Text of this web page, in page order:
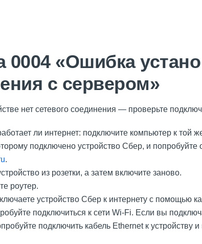
0004 «Ошибка
с сервером»
нет сетевого соединения — проверьте
ли интернет: подключите компьютер к той
подключено устройство Сбер, и попробуйте
.
из розетки, а затем включите заново.
роутер.
устройство Сбер к интернету с помощью
подключиться к сети Wi-Fi. Если вы
подключить кабель Ethernet к устройству